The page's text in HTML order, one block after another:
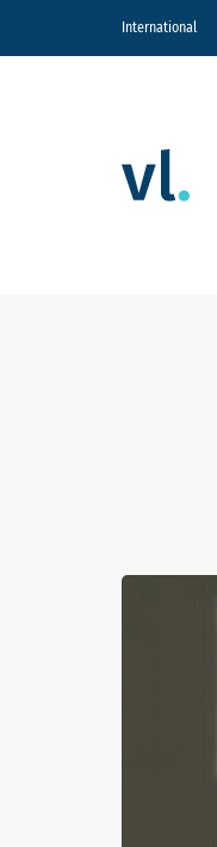
International